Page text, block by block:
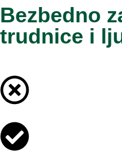
Bezbedno
trudnice i